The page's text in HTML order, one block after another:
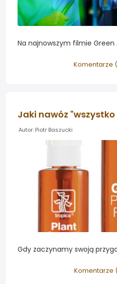
Na najnowszym filmie
dodając mineralizatorKomentarze (
Jaki nawóz
Autor: Piotr Baszucki
Gdy zaczynamy swoją
czyli wieloskładnikowe.
Komentarze